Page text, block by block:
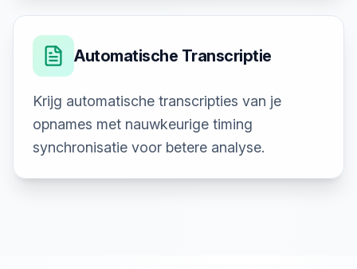
Automatische Transcriptie
Krijg automatische transcripties van je
opnames met nauwkeurige timing
synchronisatie voor betere analyse.